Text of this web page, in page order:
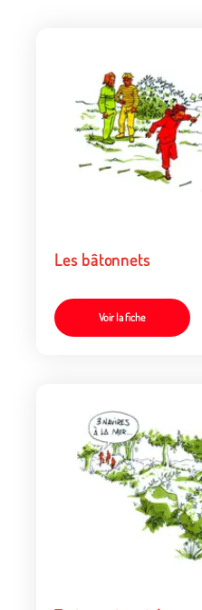
Les bâtonnets
Voir la fiche